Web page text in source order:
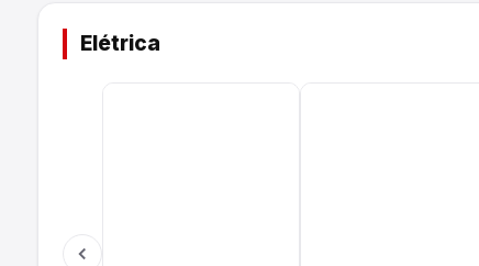
Elétrica